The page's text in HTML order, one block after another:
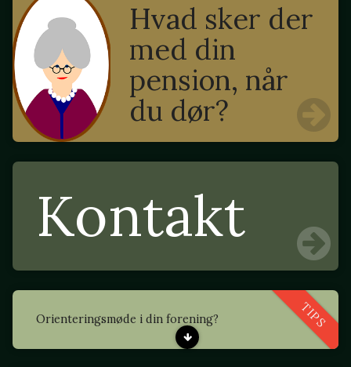
Hvad sker der
med din
pension, når
du dør?
Kontakt
TIPS
Orienteringsmøde i din forening?